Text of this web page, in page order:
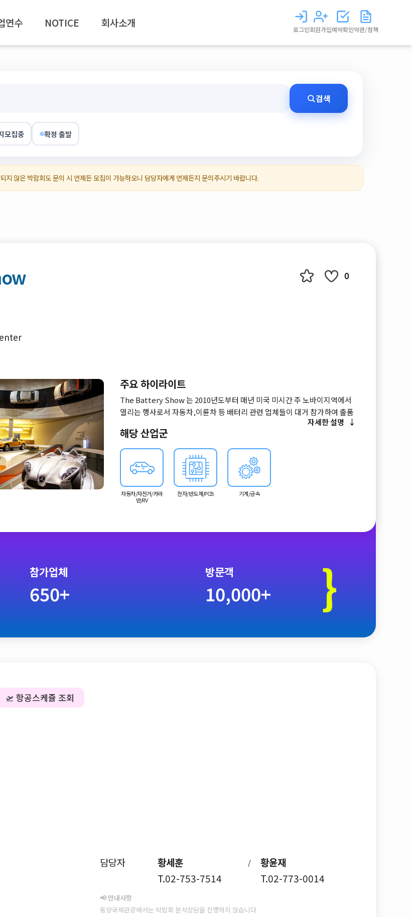
연수 NOTICE 회사소개
로그인회원가입예약확인약관/정책
검색
모집중 확정 출발
지 않은 박람회도 문의 시 언제든 모집이 가능하오니 담당자에게 언제든지 문의주시기 바랍니다.
0
주요 하이라이트
The Battery Show 는 2010년도부터 매년 미국 미시간 주 노바이지역에서
열리는 행사로서 자동차,이륜차 등 배터리 관련 업체들이 대거 참가하여 출품
을 선보이고 있습니다. 이번 박람회에서는 미국,독일,중국,한국,일본 등 주요
참가국으로 이루어지며 UBM에서 주최하는 박람회 입니다.
자세한 설명
해당 산업군
자동차/자전거/카라
반/RV
전자/반도체/PCB 기계/금속
참가업체 방문객
650+ 10,000+ }
🛫 항공스케쥴 조회
담당자 황세훈 /
황윤재
T.02-753-7514
T.02-773-0014
📢 안내사항
동양국제관광에서는 박람회 분석상담을 진행하지 않습니다